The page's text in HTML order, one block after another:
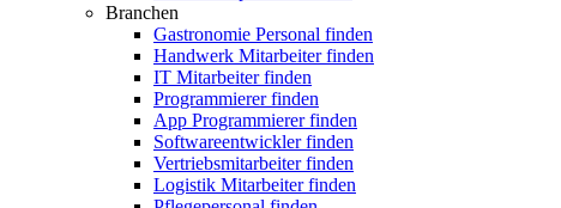
Branchen
Gastronomie Personal finden
Handwerk Mitarbeiter finden
IT Mitarbeiter finden
Programmierer finden
App Programmierer finden
Softwareentwickler finden
Vertriebsmitarbeiter finden
Logistik Mitarbeiter finden